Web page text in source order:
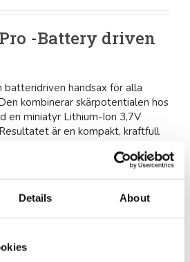
Details About
-Battery driven
batteridriven handsax för alla
kombinerar skärpotentialen hos
en miniatyr Lithium-Ion 3,7V
är en kompakt, kraftfull
som väger endast 580 gram.
ett PCB-kort installerat som
prestanda-förhållande.
nu 1000 rpm, unikt på